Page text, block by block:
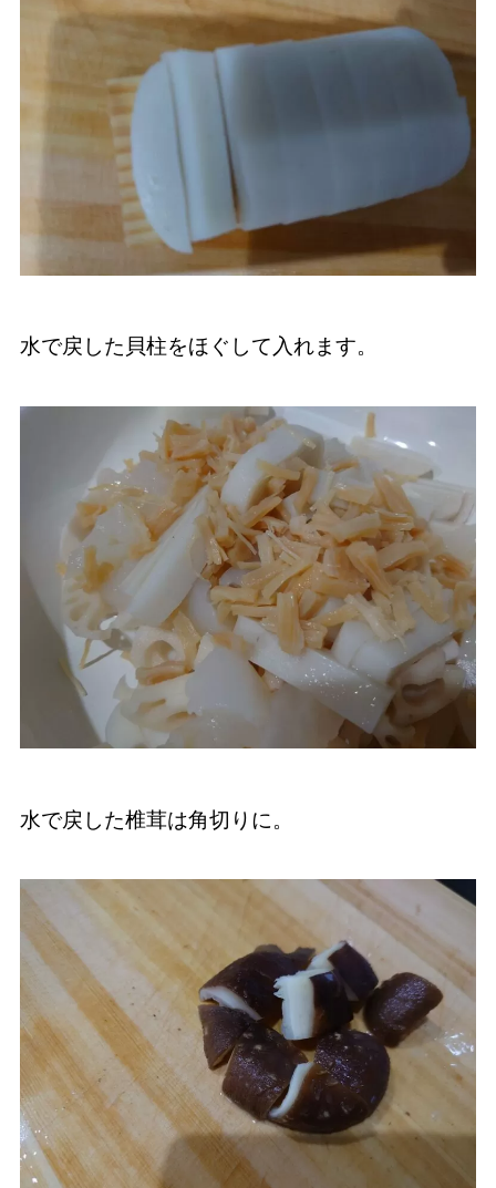
水で戻した貝柱をほぐして入れます。
水で戻した椎茸は角切りに。